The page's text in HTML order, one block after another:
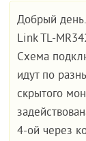
Добрый
Link TL-
Схема
идут по
скрытого
4-ой через